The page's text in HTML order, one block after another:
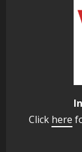
Click here